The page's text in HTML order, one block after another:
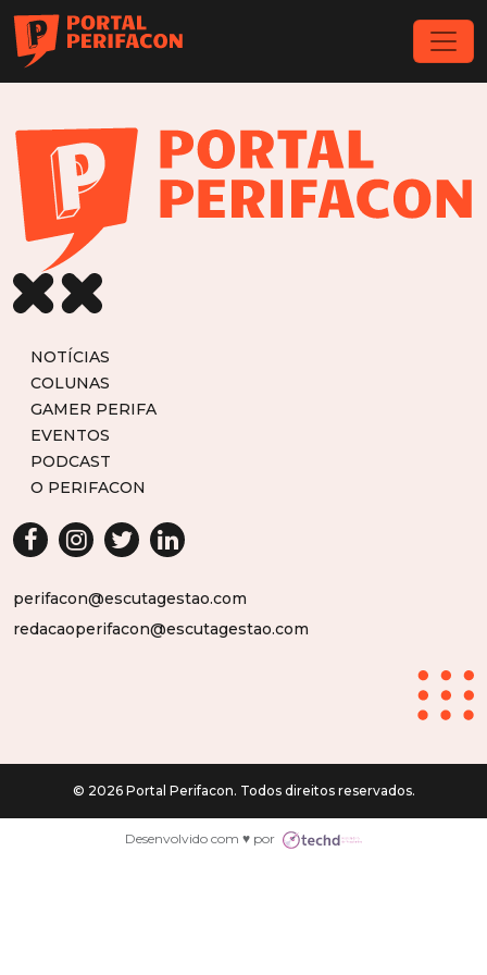
NOTÍCIAS
COLUNAS
GAMER PERIFA
EVENTOS
PODCAST
O PERIFACON
perifacon@escutagestao.com
redacaoperifacon@escutagestao.com
© 2026 Portal Perifacon. Todos direitos reservados.
Desenvolvido com ♥ por